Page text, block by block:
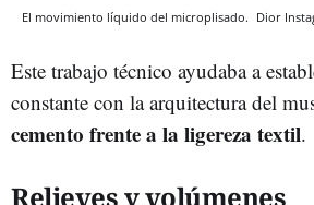
El movimiento líquido del microplisado. Dior
Este trabajo técnico ayudaba a
constante con la arquitectura del
cemento frente a la ligereza textil.
Relieves y volúmenes